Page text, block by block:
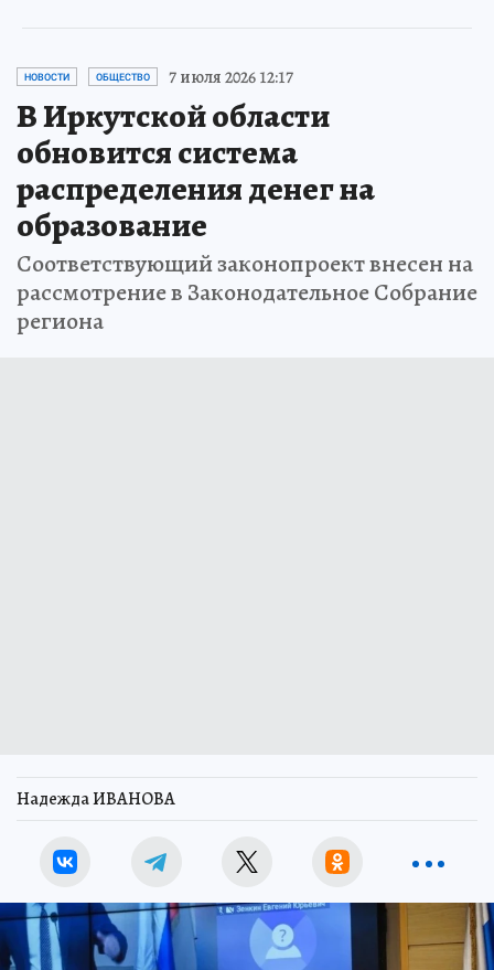
НОВОСТИ ОБЩЕСТВО 7 июля 2026 12:17
В Иркутской области
обновится система
распределения денег на
образование
Соответствующий законопроект внесен на
рассмотрение в Законодательное Собрание
региона
Надежда ИВАНОВА